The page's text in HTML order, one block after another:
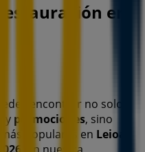
en
encontrar no solo
y promociones, sino
populares en Leioa